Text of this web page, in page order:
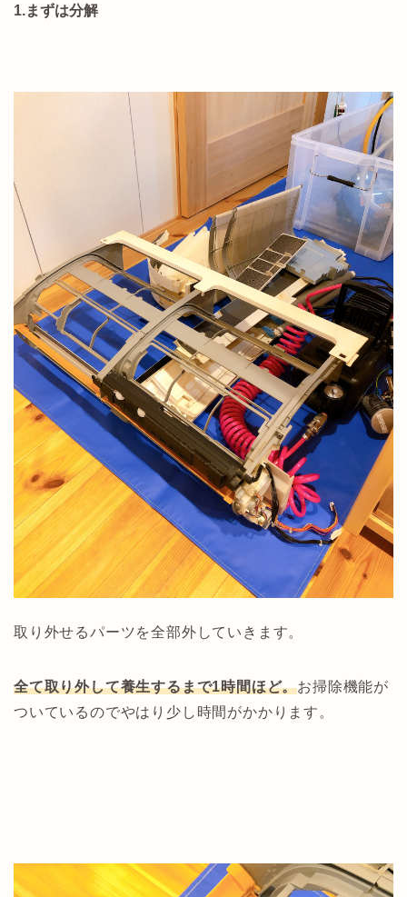
1.まずは分解
取り外せるパーツを全部外していきます。
全て取り外して養生するまで1時間ほど。お掃除機能が
ついているのでやはり少し時間がかかります。